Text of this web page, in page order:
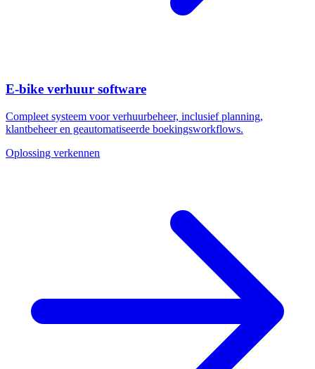
E-bike verhuur software
Compleet systeem voor verhuurbeheer, inclusief planning,
klantbeheer en geautomatiseerde boekingsworkflows.
Oplossing verkennen